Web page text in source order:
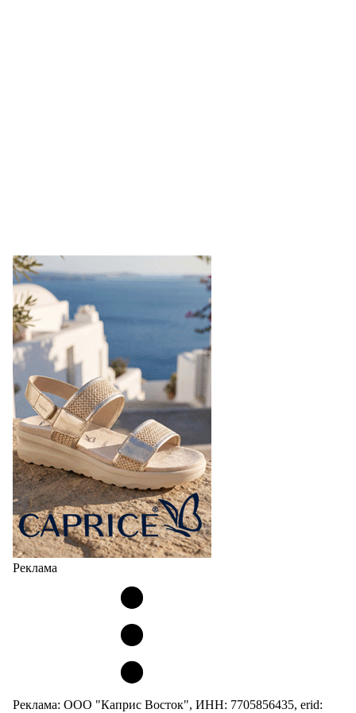
Реклама
Реклама: ООО "Каприс Восток", ИНН: 7705856435, erid: